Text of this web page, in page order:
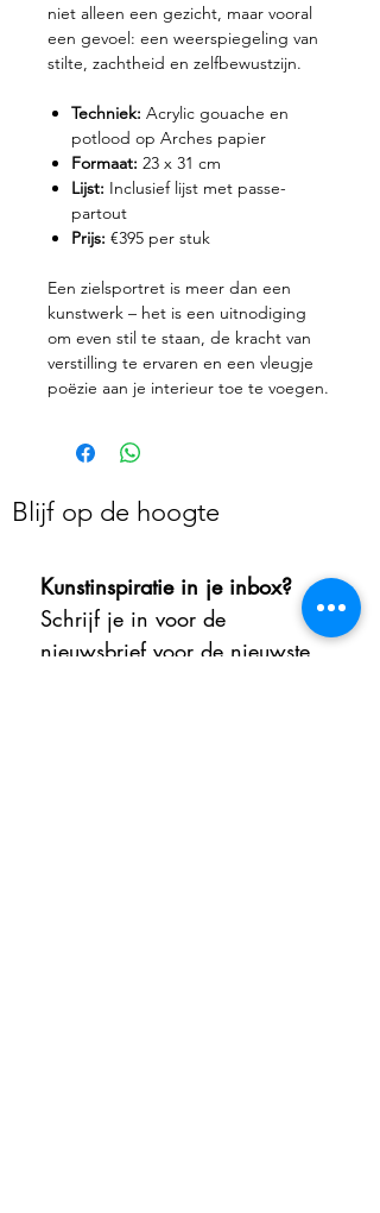
niet alleen een gezicht, maar vooral
een gevoel: een weerspiegeling van
stilte, zachtheid en zelfbewustzijn.
Techniek: Acrylic gouache en
potlood op Arches papier
Formaat: 23 x 31 cm
Lijst: Inclusief lijst met passe-
partout
Prijs: €395 per stuk
Een zielsportret is meer dan een
kunstwerk – het is een uitnodiging
om even stil te staan, de kracht van
verstilling te ervaren en een vleugje
poëzie aan je interieur toe te voegen.
Blijf op de hoogte
Kunstinspiratie in je inbox?
Schrijf je in voor de
nieuwsbrief voor de nieuwste